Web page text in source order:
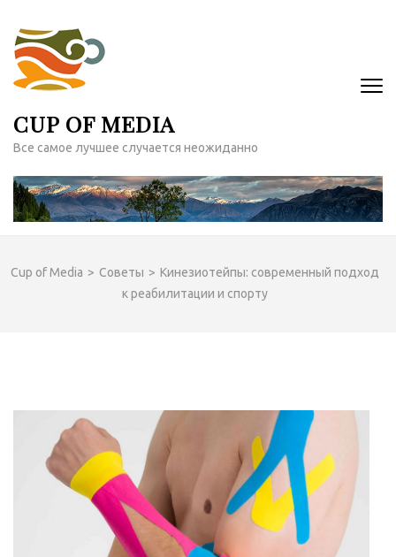
содержимому
(нажмите
Enter)
CUP OF MEDIA
Все самое лучшее случается неожиданно
Cup of Media > Советы > Кинезиотейпы: современный подход
к реабилитации и спорту